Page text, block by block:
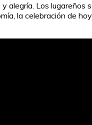
alegría. Los
la celebración de